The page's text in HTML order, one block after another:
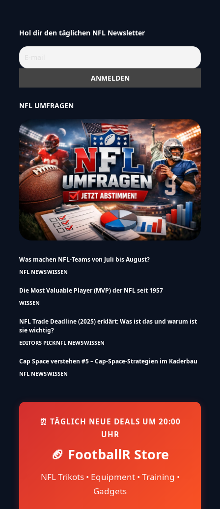
Hol dir den täglichen NFL Newsletter
NFL UMFRAGEN
Was machen NFL-Teams von Juli bis August?
NFL NEWSWISSEN
Die Most Valuable Player (MVP) der NFL seit 1957
WISSEN
NFL Trade Deadline (2025) erklärt: Was ist das und warum ist
sie wichtig?
EDITORS PICKNFL NEWSWISSEN
Cap Space verstehen #5 – Cap-Space-Strategien im Kaderbau
NFL NEWSWISSEN
⏰ TÄGLICH NEUE DEALS UM 20:00
UHR
🏈 FootballR Store
NFL Trikots • Equipment • Training •
Gadgets